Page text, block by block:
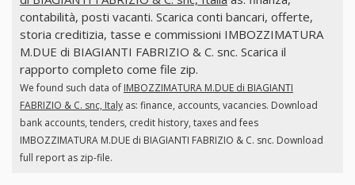
contabilità, posti vacanti. Scarica conti bancari, offerte,
storia creditizia, tasse e commissioni IMBOZZIMATURA
M.DUE di BIAGIANTI FABRIZIO & C. snc. Scarica il
rapporto completo come file zip.
We found such data of IMBOZZIMATURA M.DUE di BIAGIANTI
FABRIZIO & C. snc, Italyas: finance, accounts, vacancies. Download
bank accounts, tenders, credit history, taxes and fees
IMBOZZIMATURA M.DUE di BIAGIANTI FABRIZIO & C. snc. Download
full report as zip-file.